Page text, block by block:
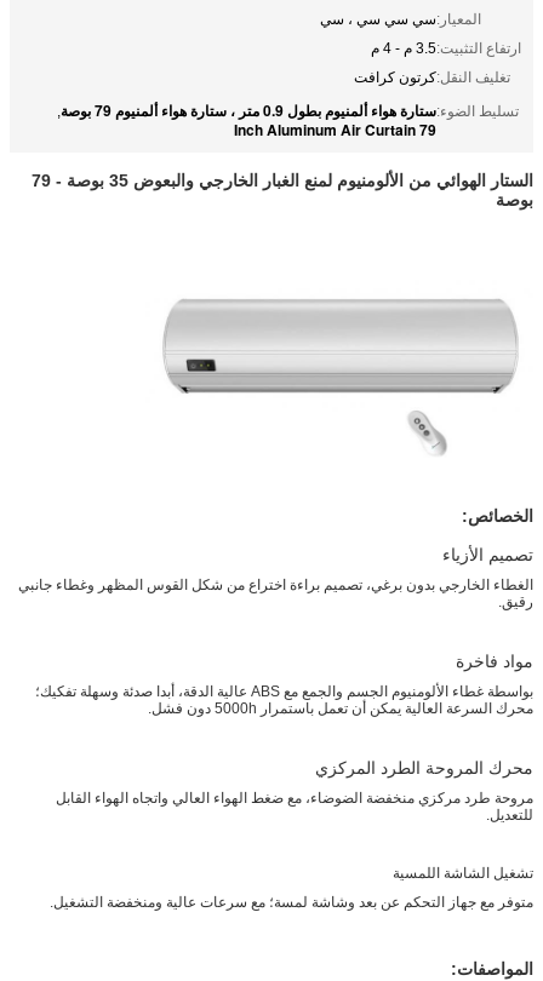
المعيار:سي سي سي ، سي
ارتفاع التثبيت:3.5 م - 4 م
تغليف النقل:كرتون كرافت
تسليط الضوء:ستارة هواء ألمنيوم بطول 0.9 متر ، ستارة هواء ألمنيوم 79 بوصة ,
79 Inch Aluminum Air Curtain
الستار الهوائي من الألومنيوم لمنع الغبار الخارجي والبعوض 35 بوصة - 79
بوصة
الخصائص:
تصميم الأزياء
الغطاء الخارجي بدون برغي، تصميم براءة اختراع من شكل القوس المظهر وغطاء جانبي
رقيق.
مواد فاخرة
بواسطة غطاء الألومنيوم الجسم والجمع مع ABS عالية الدقة، أبدا صدئة وسهلة تفكيك؛
محرك السرعة العالية يمكن أن تعمل باستمرار 5000h دون فشل.
محرك المروحة الطرد المركزي
مروحة طرد مركزي منخفضة الضوضاء، مع ضغط الهواء العالي واتجاه الهواء القابل
للتعديل.
تشغيل الشاشة اللمسية
متوفر مع جهاز التحكم عن بعد وشاشة لمسة؛ مع سرعات عالية ومنخفضة التشغيل.
المواصفات: